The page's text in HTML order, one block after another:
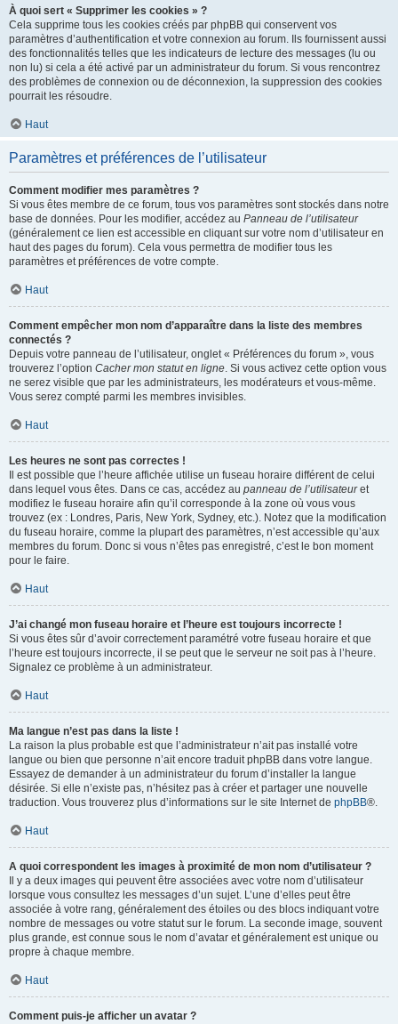
À quoi sert « Supprimer les cookies » ?
Cela supprime tous les cookies créés par phpBB qui conservent vos
paramètres d’authentification et votre connexion au forum. Ils fournissent aussi
des fonctionnalités telles que les indicateurs de lecture des messages (lu ou
non lu) si cela a été activé par un administrateur du forum. Si vous rencontrez
des problèmes de connexion ou de déconnexion, la suppression des cookies
pourrait les résoudre.
Haut
Paramètres et préférences de l’utilisateur
Comment modifier mes paramètres ?
Si vous êtes membre de ce forum, tous vos paramètres sont stockés dans notre
base de données. Pour les modifier, accédez au Panneau de l’utilisateur
(généralement ce lien est accessible en cliquant sur votre nom d’utilisateur en
haut des pages du forum). Cela vous permettra de modifier tous les
paramètres et préférences de votre compte.
Haut
Comment empêcher mon nom d’apparaître dans la liste des membres
connectés ?
Depuis votre panneau de l’utilisateur, onglet « Préférences du forum », vous
trouverez l’option Cacher mon statut en ligne. Si vous activez cette option vous
ne serez visible que par les administrateurs, les modérateurs et vous-même.
Vous serez compté parmi les membres invisibles.
Haut
Les heures ne sont pas correctes !
Il est possible que l’heure affichée utilise un fuseau horaire différent de celui
dans lequel vous êtes. Dans ce cas, accédez au panneau de l’utilisateuret
modifiez le fuseau horaire afin qu’il corresponde à la zone où vous vous
trouvez (ex : Londres, Paris, New York, Sydney, etc.). Notez que la modification
du fuseau horaire, comme la plupart des paramètres, n’est accessible qu’aux
membres du forum. Donc si vous n’êtes pas enregistré, c’est le bon moment
pour le faire.
Haut
J’ai changé mon fuseau horaire et l’heure est toujours incorrecte !
Si vous êtes sûr d’avoir correctement paramétré votre fuseau horaire et que
l’heure est toujours incorrecte, il se peut que le serveur ne soit pas à l’heure.
Signalez ce problème à un administrateur.
Haut
Ma langue n’est pas dans la liste !
La raison la plus probable est que l’administrateur n’ait pas installé votre
langue ou bien que personne n’ait encore traduit phpBB dans votre langue.
Essayez de demander à un administrateur du forum d’installer la langue
désirée. Si elle n’existe pas, n’hésitez pas à créer et partager une nouvelle
traduction. Vous trouverez plus d’informations sur le site Internet de phpBB®.
Haut
A quoi correspondent les images à proximité de mon nom d’utilisateur ?
Il y a deux images qui peuvent être associées avec votre nom d’utilisateur
lorsque vous consultez les messages d’un sujet. L’une d’elles peut être
associée à votre rang, généralement des étoiles ou des blocs indiquant votre
nombre de messages ou votre statut sur le forum. La seconde image, souvent
plus grande, est connue sous le nom d’avatar et généralement est unique ou
propre à chaque membre.
Haut
Comment puis-je afficher un avatar ?